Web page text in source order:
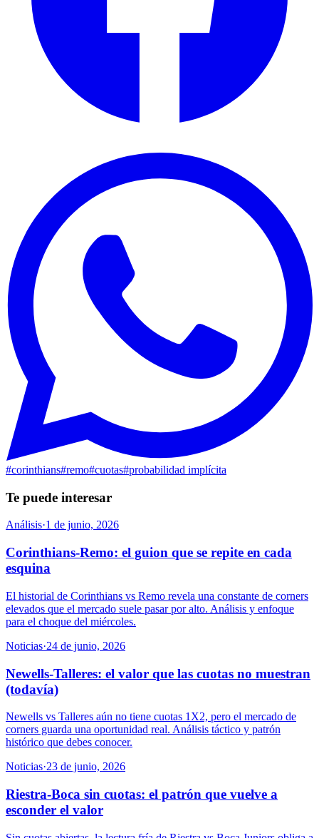
#corinthians#remo#cuotas#probabilidad implícita
Te puede interesar
Análisis·1 de junio, 2026
Corinthians-Remo: el guion que se repite en cada
esquina
El historial de Corinthians vs Remo revela una constante de corners
elevados que el mercado suele pasar por alto. Análisis y enfoque
para el choque del miércoles.
Noticias·24 de junio, 2026
Newells-Talleres: el valor que las cuotas no muestran
(todavía)
Newells vs Talleres aún no tiene cuotas 1X2, pero el mercado de
corners guarda una oportunidad real. Análisis táctico y patrón
histórico que debes conocer.
Noticias·23 de junio, 2026
Riestra-Boca sin cuotas: el patrón que vuelve a
esconder el valor